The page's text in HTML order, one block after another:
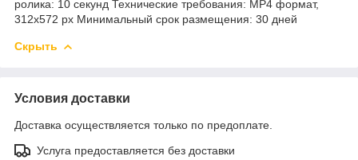
ролика: 10 секунд Технические требования: MP4 формат,
312x572 px Минимальный срок размещения: 30 дней
Скрыть
Условия доставки
Доставка осуществляется только по предоплате.
Услуга предоставляется без доставки